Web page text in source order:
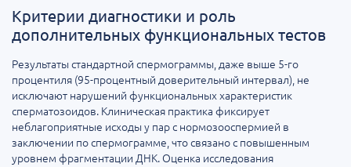
Критерии диагностики и роль
дополнительных функциональных тестов
Результаты стандартной спермограммы, даже выше 5-го
процентиля (95-процентный доверительный интервал), не
исключают нарушений функциональных характеристик
сперматозоидов. Клиническая практика фиксирует
неблагоприятные исходы у пар с нормозооспермией в
заключении по спермограмме, что связано с повышенным
уровнем фрагментации ДНК. Оценка исследования